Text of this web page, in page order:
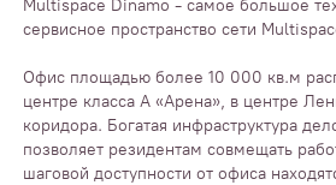
Multispace Dinamo - самое большое
сервисное пространство сети
Офис площадью более 10 000 кв.м
центре класса А «Арена», в центре
коридора. Богатая инфраструктура
позволяет резидентам совмещать
шаговой доступности от офиса